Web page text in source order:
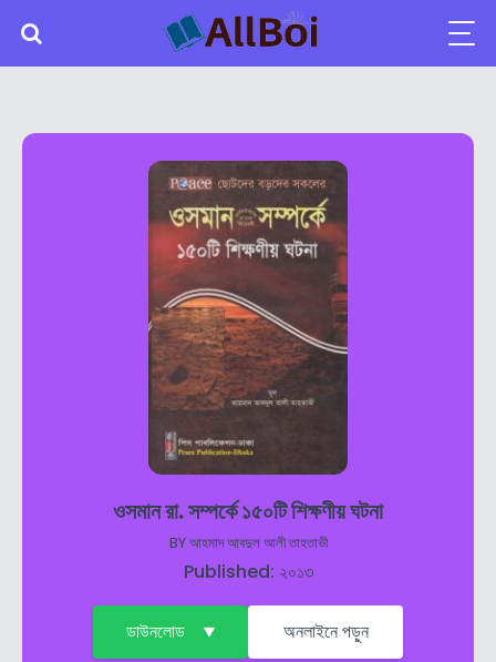
ওসমান রা. সম্পর্কে ১৫০টি শিক্ষণীয় ঘটনা
BYআহমাদ আবদুল আলী তাহতাভী
Published: ২০১৩
ডাউনলোড অনলাইনে পড়ুন